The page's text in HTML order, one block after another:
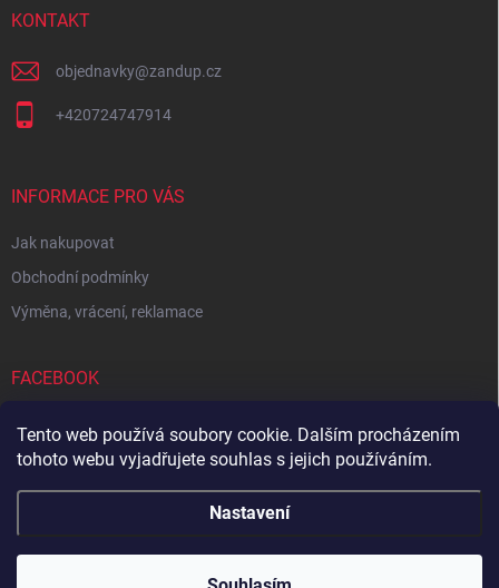
Tento web používá soubory cookie. Dalším procházením
tohoto webu vyjadřujete souhlas s jejich používáním.
Nastavení
KONTAKT
objednavky@zandup.cz
+420724747914
INFORMACE PRO VÁS
Jak nakupovat
Obchodní podmínky
Výměna, vrácení, reklamace
FACEBOOK
Zboží.cz Heureka.cz Sedupa Nejlepší seno.cz
Zandup . Všechna práva vyhrazena.